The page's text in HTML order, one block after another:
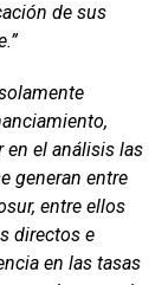
de sus
en el análisis las
generan entre
entre ellos
directos e
en las tasas